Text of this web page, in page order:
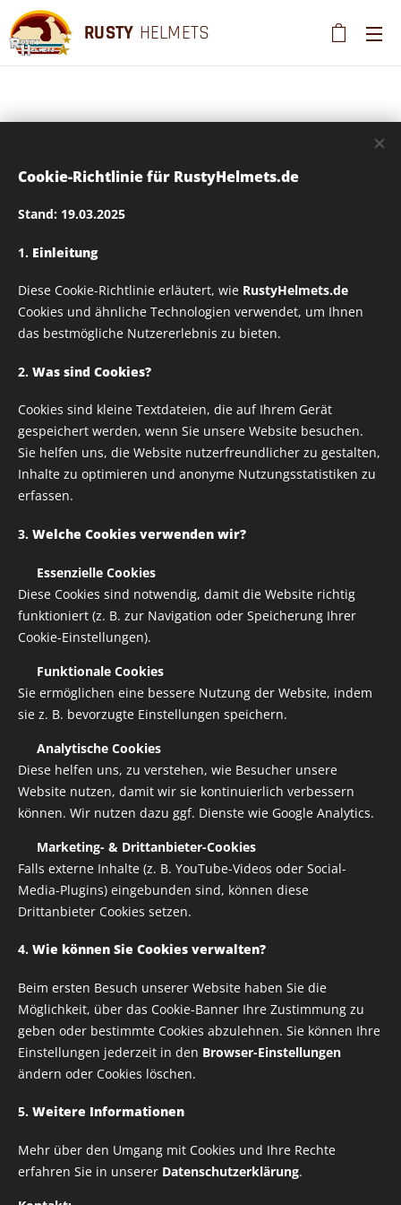
RUSTY HELMETS
auf Wunsch
veränderbar - Design
Rusty Helmets -
LOVE_01
Keramiktasse mit farbiger Henkel und Innenseite
die gewünschte Farbe kann gerne für dich extra
bestellt werden
bespreche es mit Paolo, bevorDu bestellst
Volumen: 330 ml
Maße: Ø 8,2 x 9,5 cm
Die Keramik ist spülmaschinengeeignet
8,00€
zzgl. Versandkosten 8,00 € / 1 stk.
Verfügbar in 7 Tagen
Cookie-Richtlinie für RustyHelmets.de
Stand: 19.03.2025
1. Einleitung
Diese Cookie-Richtlinie erläutert, wie RustyHelmets.de
Cookies und ähnliche Technologien verwendet, um Ihnen
das bestmögliche Nutzererlebnis zu bieten.
2. Was sind Cookies?
Cookies sind kleine Textdateien, die auf Ihrem Gerät
gespeichert werden, wenn Sie unsere Website besuchen.
Sie helfen uns, die Website nutzerfreundlicher zu gestalten,
Inhalte zu optimieren und anonyme Nutzungsstatistiken zu
erfassen.
3. Welche Cookies verwenden wir?
Essenzielle Cookies
Diese Cookies sind notwendig, damit die Website richtig
funktioniert (z. B. zur Navigation oder Speicherung Ihrer
Cookie-Einstellungen).
Funktionale Cookies
Sie ermöglichen eine bessere Nutzung der Website, indem
sie z. B. bevorzugte Einstellungen speichern.
Analytische Cookies
Diese helfen uns, zu verstehen, wie Besucher unsere
Website nutzen, damit wir sie kontinuierlich verbessern
können. Wir nutzen dazu ggf. Dienste wie Google Analytics.
Marketing- & Drittanbieter-Cookies
Falls externe Inhalte (z. B. YouTube-Videos oder Social-
Media-Plugins) eingebunden sind, können diese
Drittanbieter Cookies setzen.
4. Wie können Sie Cookies verwalten?
Beim ersten Besuch unserer Website haben Sie die
Möglichkeit, über das Cookie-Banner Ihre Zustimmung zu
geben oder bestimmte Cookies abzulehnen. Sie können Ihre
Einstellungen jederzeit in den Browser-Einstellungen
ändern oder Cookies löschen.
5. Weitere Informationen
Mehr über den Umgang mit Cookies und Ihre Rechte
erfahren Sie in unserer Datenschutzerklärung.